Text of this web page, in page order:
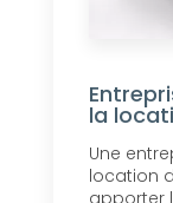
la
Une
location